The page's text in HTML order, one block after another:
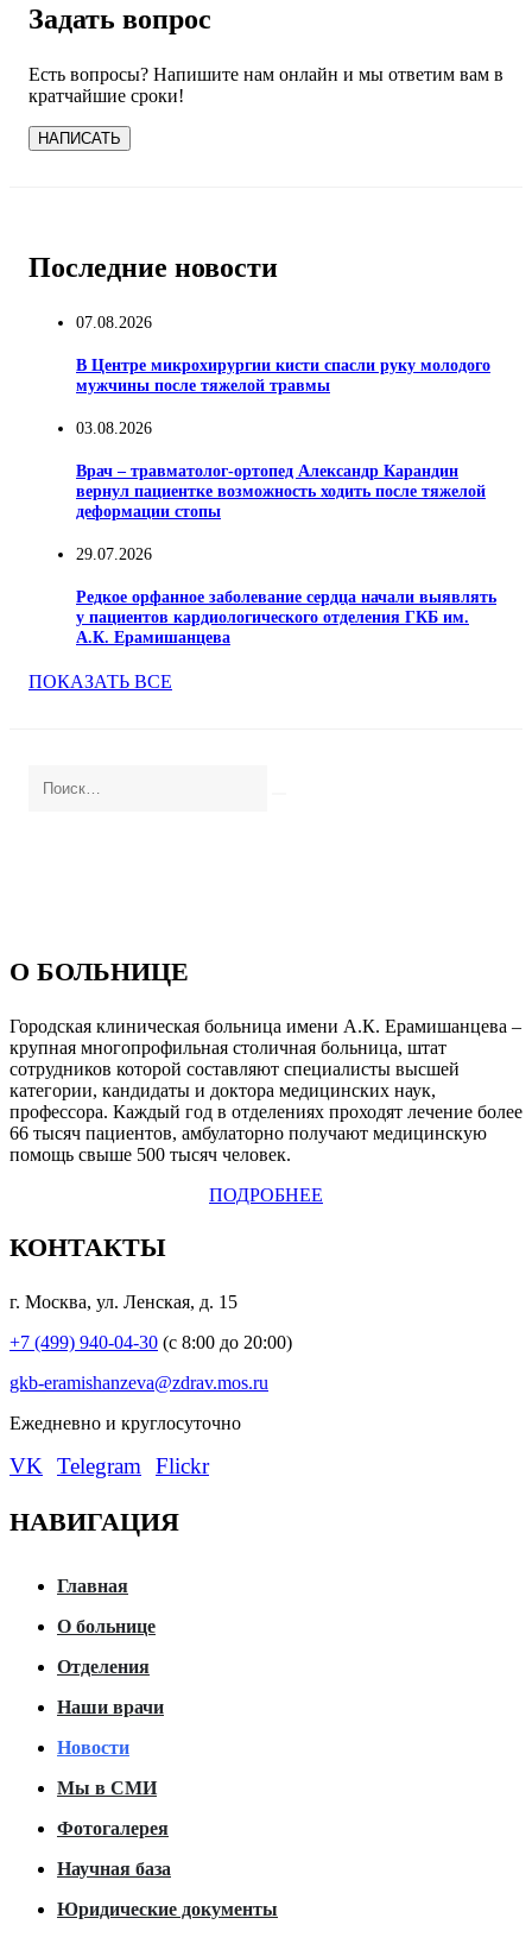
Задать вопрос
Есть вопросы? Напишите нам онлайн и мы ответим вам в
кратчайшие сроки!
НАПИСАТЬ
Последние новости
07.08.2026
В Центре микрохирургии кисти спасли руку молодого
мужчины после тяжелой травмы
03.08.2026
Врач – травматолог-ортопед Александр Карандин
вернул пациентке возможность ходить после тяжелой
деформации стопы
29.07.2026
Редкое орфанное заболевание сердца начали выявлять
у пациентов кардиологического отделения ГКБ им.
А.К. Ерамишанцева
ПОКАЗАТЬ ВСЕ
О БОЛЬНИЦЕ
Городская клиническая больница имени А.К. Ерамишанцева –
крупная многопрофильная столичная больница, штат
сотрудников которой составляют специалисты высшей
категории, кандидаты и доктора медицинских наук,
профессора. Каждый год в отделениях проходят лечение более
66 тысяч пациентов, амбулаторно получают медицинскую
помощь свыше 500 тысяч человек.
ПОДРОБНЕЕ
КОНТАКТЫ
г. Москва, ул. Ленская, д. 15
+7 (499) 940-04-30 (с 8:00 до 20:00)
gkb-eramishanzeva@zdrav.mos.ru
Eжедневно и круглосуточно
VK Telegram Flickr
НАВИГАЦИЯ
Главная
О больнице
Отделения
Наши врачи
Новости
Мы в СМИ
Фотогалерея
Научная база
Юридические документы